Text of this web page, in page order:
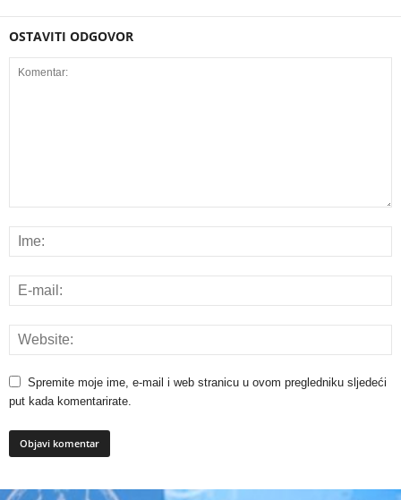
OSTAVITI ODGOVOR
Spremite moje ime, e-mail i web stranicu u ovom pregledniku sljedeći
put kada komentarirate.